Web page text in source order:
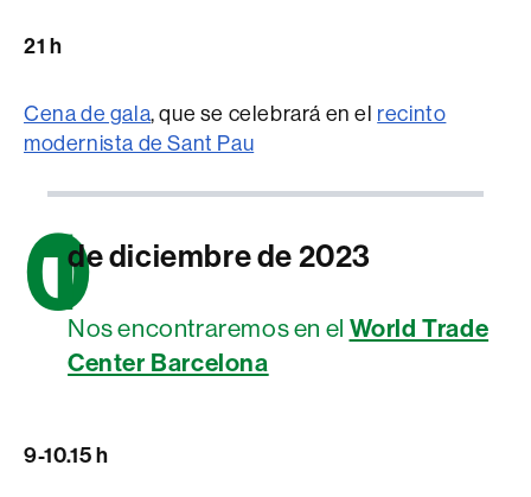
21 h
Cena de gala, que se celebrará en el recinto
modernista de Sant Pau
0
1de diciembre de 2023
Nos encontraremos en el World Trade
Center Barcelona
9-10.15 h